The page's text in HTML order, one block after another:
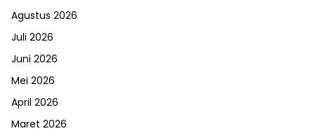
Agustus 2026
Juli 2026
Juni 2026
Mei 2026
April 2026
Maret 2026